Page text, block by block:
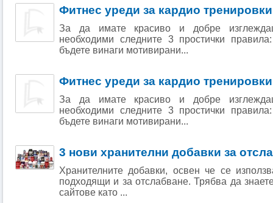
Фитнес уреди за кардио тренировки
За да имате красиво и добре
необходими следните 3 простички
бъдете винаги мотивирани...
Фитнес уреди за кардио тренировки
За да имате красиво и добре
необходими следните 3 простички
бъдете винаги мотивирани...
3 нови хранителни добавки за
Хранителните добавки, освен че се
подходящи и за отслабване. Трябва да
сайтове като ...